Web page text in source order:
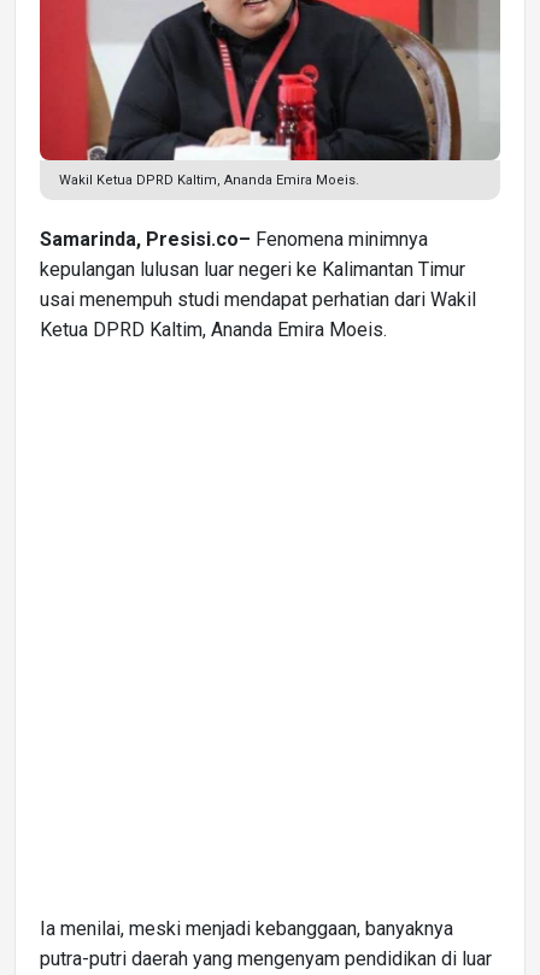
Wakil Ketua DPRD Kaltim, Ananda Emira Moeis.
Samarinda, Presisi.co– Fenomena minimnya
kepulangan lulusan luar negeri ke Kalimantan Timur
usai menempuh studi mendapat perhatian dari Wakil
Ketua DPRD Kaltim, Ananda Emira Moeis.
Ia menilai, meski menjadi kebanggaan, banyaknya
putra-putri daerah yang mengenyam pendidikan di luar